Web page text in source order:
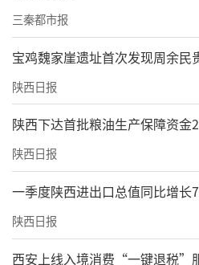
魏增强对老胃病患者的内
周边朋友试用这个方子，
个。经过三年四五百个朋
三秦都市报
宝鸡魏家崖遗址首次发现周余民
陕西日报
陕西下达首批粮油生产保障资金
陕西日报
一季度陕西进出口总值同比增长
陕西日报
西安上线入境消费“一键退税”